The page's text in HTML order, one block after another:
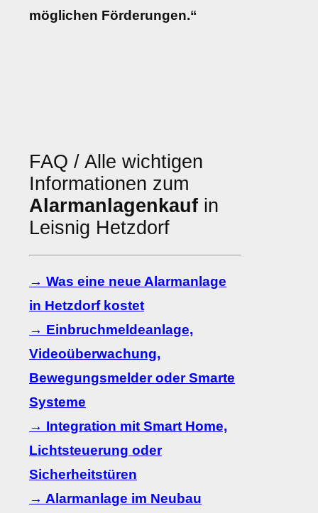
möglichen Förderungen.“
FAQ / Alle wichtigen
Informationen zum
Alarmanlagenkauf in
Leisnig Hetzdorf
→ Was eine neue Alarmanlage
in Hetzdorf kostet
→ Einbruchmeldeanlage,
Videoüberwachung,
Bewegungsmelder oder Smarte
Systeme
→ Integration mit Smart Home,
Lichtsteuerung oder
Sicherheitstüren
→ Alarmanlage im Neubau